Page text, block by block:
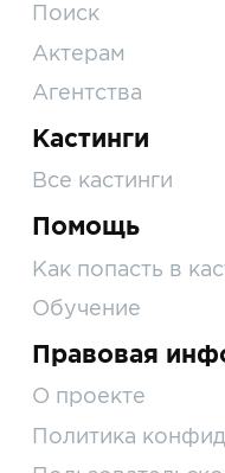
Поиск
Актерам
Агентства
Кастинги
Все кастинги
Помощь
Как попасть в
Обучение
Правовая
О проекте
Политика